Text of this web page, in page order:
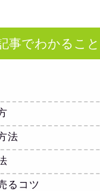
事でわかること
法
るコツ